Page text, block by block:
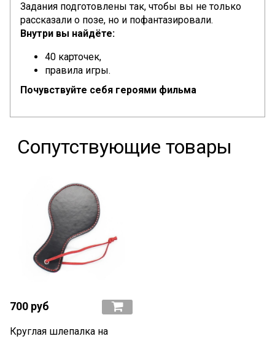
Задания подготовлены так, чтобы вы не только
рассказали о позе, но и пофантазировали.
Внутри вы найдёте:
40 карточек,
правила игры.
Почувствуйте себя героями фильма
Сопутствующие товары
700 руб
Круглая шлепалка на